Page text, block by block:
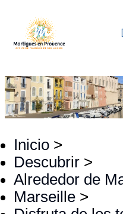
Inicio >
Descubrir >
Alrededor de
Marseille >